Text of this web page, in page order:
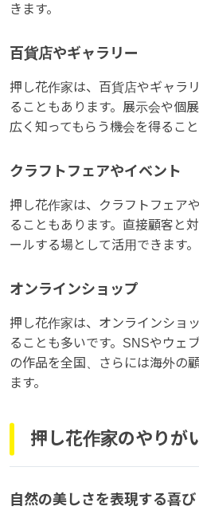
きます。
百貨店やギャラリー
押し花作家は、百貨店やギャラ
ることもあります。展示会や個
広く知ってもらう機会を得ること
クラフトフェアやイベント
押し花作家は、クラフトフェア
ることもあります。直接顧客と
ールする場として活用できます。
オンラインショップ
押し花作家は、オンラインショ
ることも多いです。SNSやウェ
の作品を全国、さらには海外の
ます。
押し花作家のやりが
自然の美しさを表現する喜び